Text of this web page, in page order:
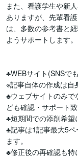
また、看護学生や新
ありますが、先輩看
は、多数の参考書と
ようサポートします。
♣︎WEBサイト(SNSで
※記事自体の作成は自
♣︎ウェブサイトのみで
ども確認・サポート
♣︎短期間での添削希望
♣︎記事は1記事最大5
ます。
♣︎修正後の再確認も特